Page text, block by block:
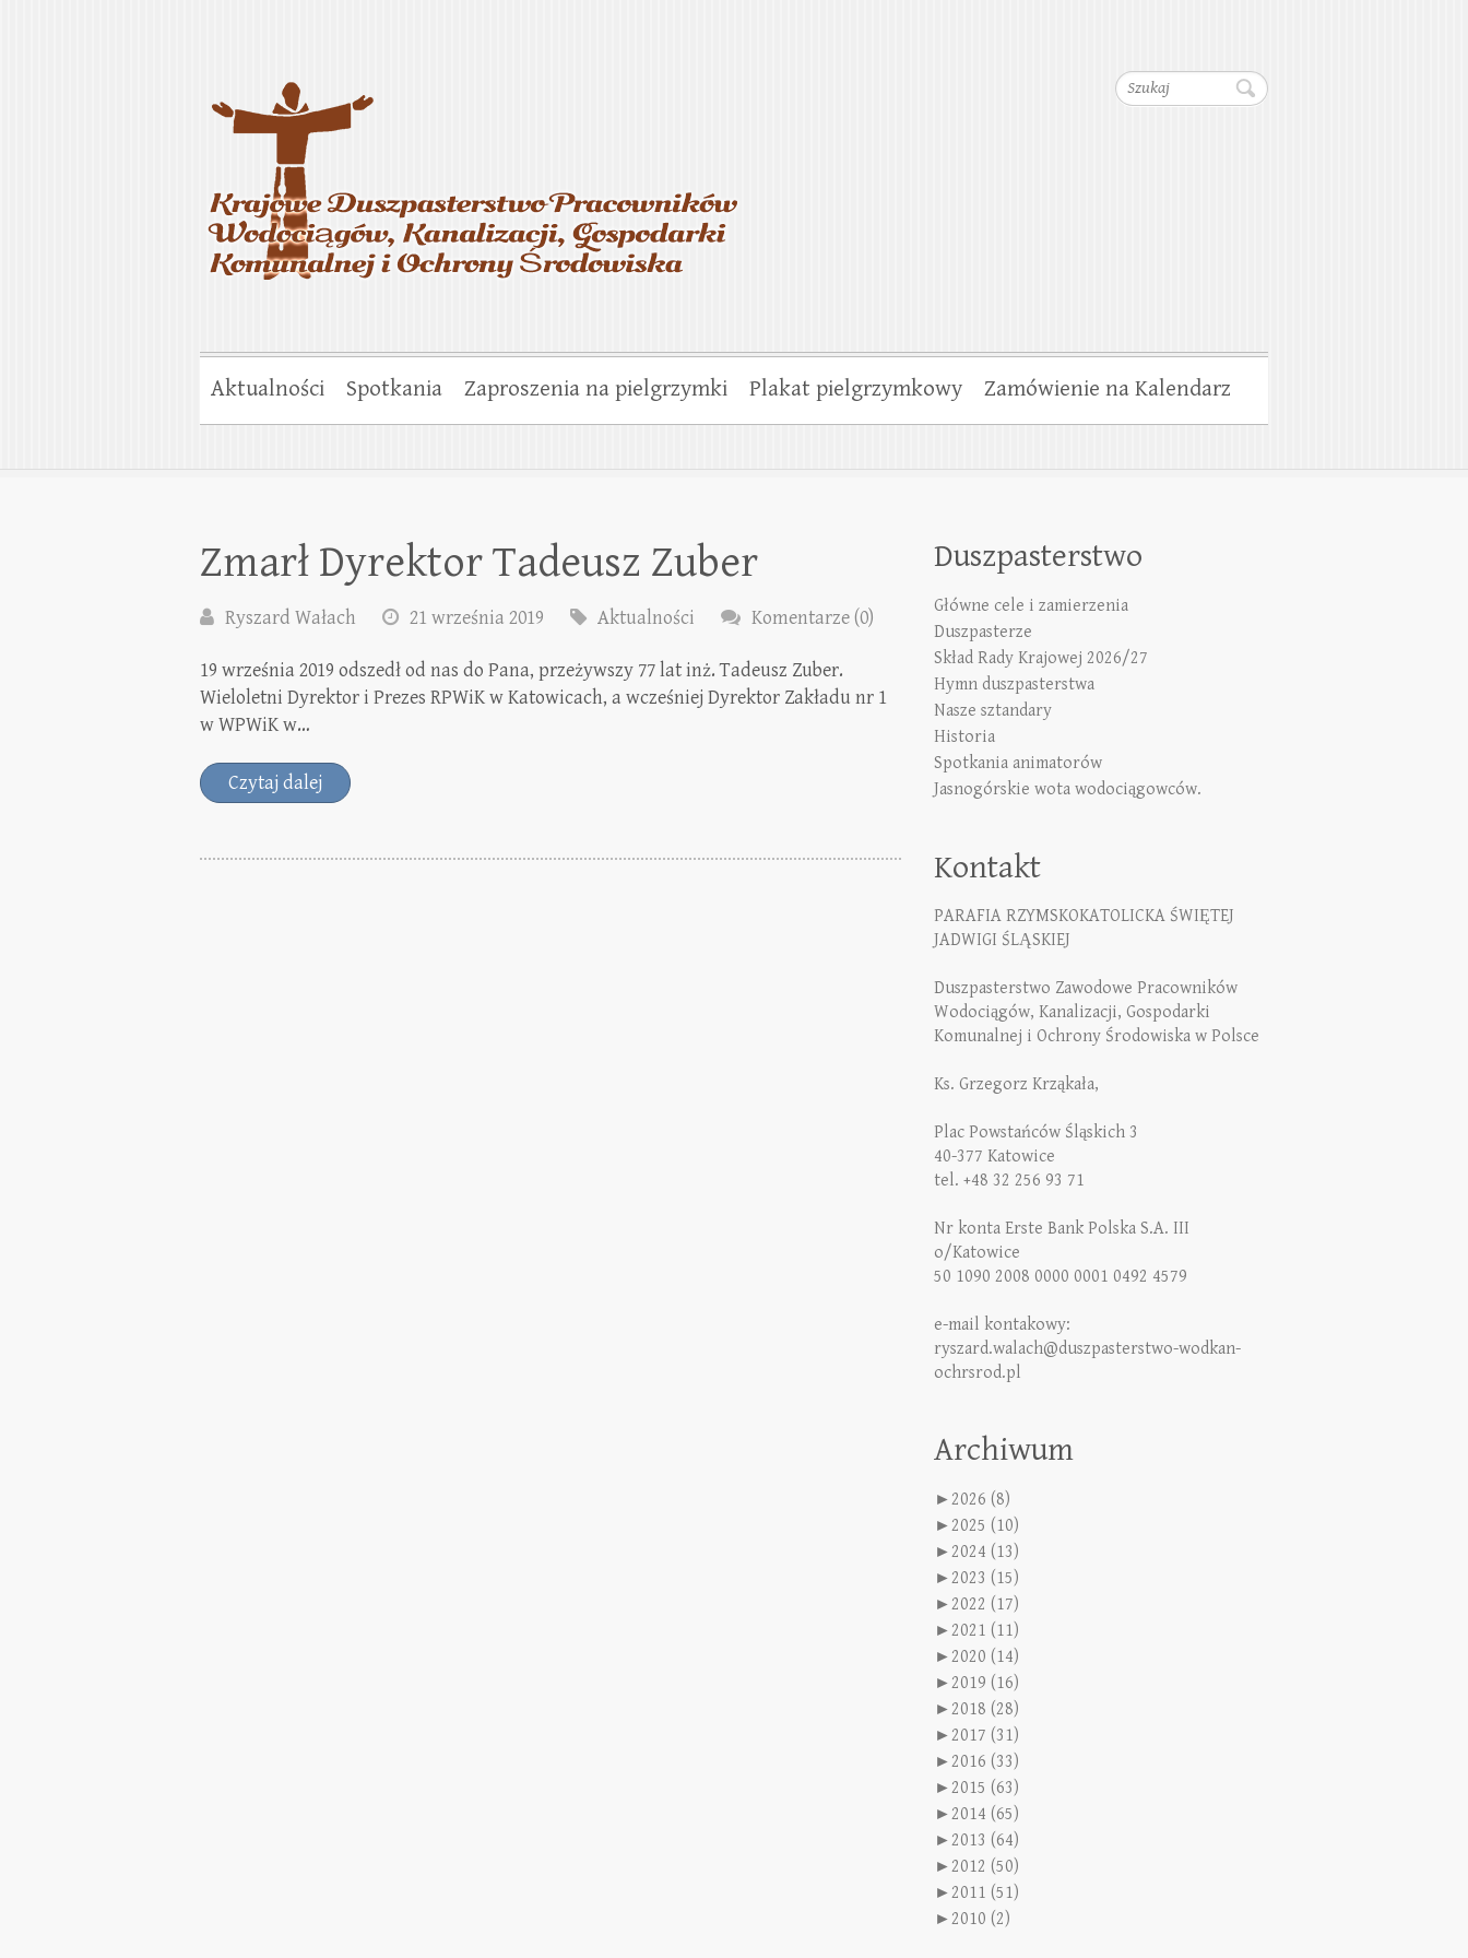
Szukaj
Krajowe Duszpasterstwo Pracowników Wodociągów, Kanalizacji,
Gospodarki Komunalnej i Ochrony Środowiska
Aktualności Spotkania Zaproszenia na pielgrzymki Plakat pielgrzymkowy Zamówienie na Kalendarz
Zmarł Dyrektor Tadeusz Zuber
Ryszard Wałach 21 września 2019 Aktualności Komentarze (0)
19 września 2019 odszedł od nas do Pana, przeżywszy 77 lat inż. Tadeusz Zuber.
Wieloletni Dyrektor i Prezes RPWiK w Katowicach, a wcześniej Dyrektor Zakładu nr 1
w WPWiK w…
Czytaj dalej
Duszpasterstwo
Główne cele i zamierzenia
Duszpasterze
Skład Rady Krajowej 2026/27
Hymn duszpasterstwa
Nasze sztandary
Historia
Spotkania animatorów
Jasnogórskie wota wodociągowców.
Kontakt
PARAFIA RZYMSKOKATOLICKA ŚWIĘTEJ
JADWIGI ŚLĄSKIEJ
Duszpasterstwo Zawodowe Pracowników
Wodociągów, Kanalizacji, Gospodarki
Komunalnej i Ochrony Środowiska w Polsce
Ks. Grzegorz Krząkała,
Plac Powstańców Śląskich 3
40-377 Katowice
tel. +48 32 256 93 71
Nr konta Erste Bank Polska S.A. III
o/Katowice
50 1090 2008 0000 0001 0492 4579
e-mail kontakowy:
ryszard.walach@duszpasterstwo-wodkan-
ochrsrod.pl
Archiwum
►2026 (8)
►2025 (10)
►2024 (13)
►2023 (15)
►2022 (17)
►2021 (11)
►2020 (14)
►2019 (16)
►2018 (28)
►2017 (31)
►2016 (33)
►2015 (63)
►2014 (65)
►2013 (64)
►2012 (50)
►2011 (51)
►2010 (2)